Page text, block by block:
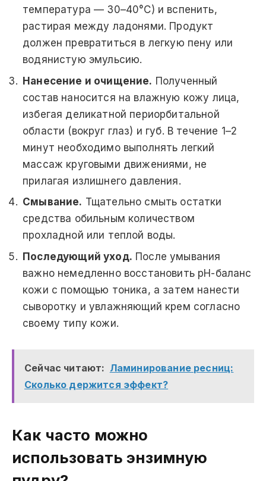
температура — 30–40°C) и вспенить,
растирая между ладонями. Продукт
должен превратиться в легкую пену или
водянистую эмульсию.
Нанесение и очищение. Полученный
состав наносится на влажную кожу лица,
избегая деликатной периорбитальной
области (вокруг глаз) и губ. В течение 1–2
минут необходимо выполнять легкий
массаж круговыми движениями, не
прилагая излишнего давления.
Смывание. Тщательно смыть остатки
средства обильным количеством
прохладной или теплой воды.
Последующий уход. После умывания
важно немедленно восстановить pH-баланс
кожи с помощью тоника, а затем нанести
сыворотку и увлажняющий крем согласно
своему типу кожи.
Сейчас читают: Ламинирование ресниц:
Сколько держится эффект?
Как часто можно
использовать энзимную